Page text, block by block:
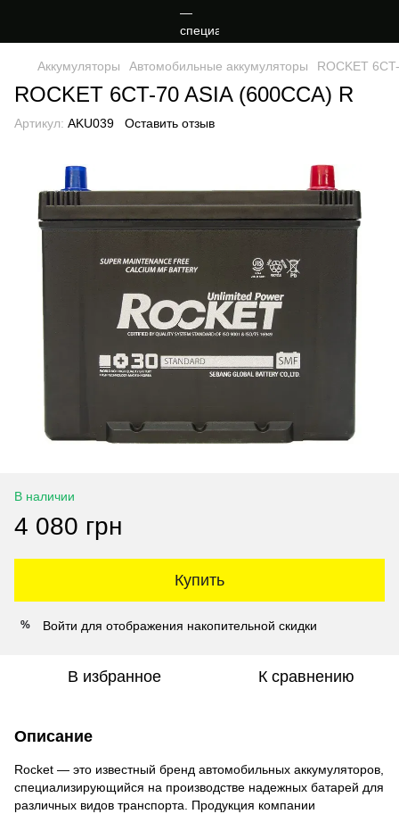
Аккумуляторы Автомобильные аккумуляторы ROCKET
ROCKET 6CT-70 ASIA (600CCA) R
Артикул: AKU039 Оставить отзыв
В наличии
4 080 грн
Купить
% Войти для отображения накопительной скидки
В избранное К сравнению
Описание
Rocket — это известный бренд автомобильных аккумуляторов,
специализирующийся на производстве надежных батарей для
различных видов транспорта. Продукция компании